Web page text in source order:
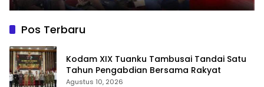
Pos Terbaru
Kodam XIX Tuanku Tambusai Tandai Satu
Tahun Pengabdian Bersama Rakyat
Agustus 10, 2026